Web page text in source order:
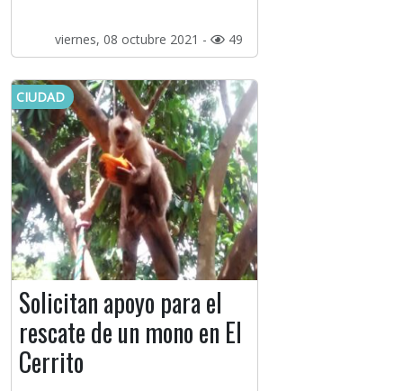
viernes, 08 octubre 2021 - 49
CIUDAD
Solicitan apoyo para el
rescate de un mono en El
Cerrito